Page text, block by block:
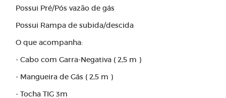
Possui Pré/Pós vazão de gás
Possui Rampa de subida/descida
O que acompanha:
- Cabo com Garra-Negativa ( 2,5 m )
- Mangueira de Gás ( 2,5 m )
- Tocha TIG 3m